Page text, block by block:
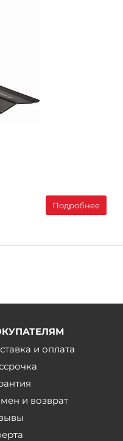
Подробнее
и оплата
и возврат